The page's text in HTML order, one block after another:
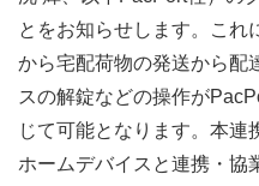
とをお知らせします。これ
から宅配荷物の発送から配
スの解錠などの操作が
じて可能となります。本連
ホームデバイスと連携・協